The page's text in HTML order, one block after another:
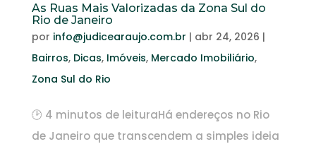
As Ruas Mais Valorizadas da Zona Sul do
Rio de Janeiro
por info@judicearaujo.com.br | abr 24, 2026 |
Bairros, Dicas, Imóveis, Mercado Imobiliário,
Zona Sul do Rio
🕑 4 minutos de leituraHá endereços no Rio
de Janeiro que transcendem a simples ideia